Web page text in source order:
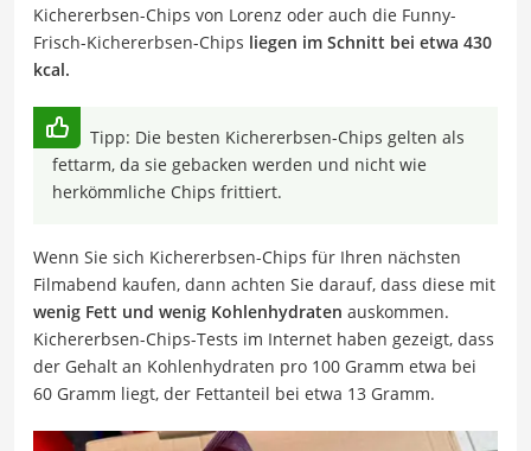
Kichererbsen-Chips von Lorenz oder auch die Funny-
Frisch-Kichererbsen-Chips liegen im Schnitt bei etwa 430
kcal.
Tipp: Die besten Kichererbsen-Chips gelten als
fettarm, da sie gebacken werden und nicht wie
herkömmliche Chips frittiert.
Wenn Sie sich Kichererbsen-Chips für Ihren nächsten
Filmabend kaufen, dann achten Sie darauf, dass diese mit
wenig Fett und wenig Kohlenhydraten auskommen.
Kichererbsen-Chips-Tests im Internet haben gezeigt, dass
der Gehalt an Kohlenhydraten pro 100 Gramm etwa bei
60 Gramm liegt, der Fettanteil bei etwa 13 Gramm.